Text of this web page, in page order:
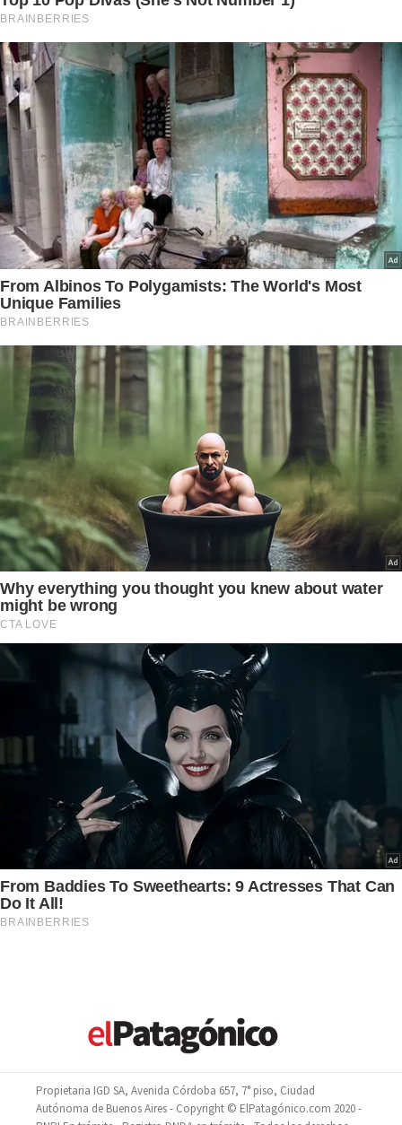
Propietaria IGD SA, Avenida Córdoba 657, 7° piso, Ciudad
Autónoma de Buenos Aires - Copyright © ElPatagónico.com 2020 -